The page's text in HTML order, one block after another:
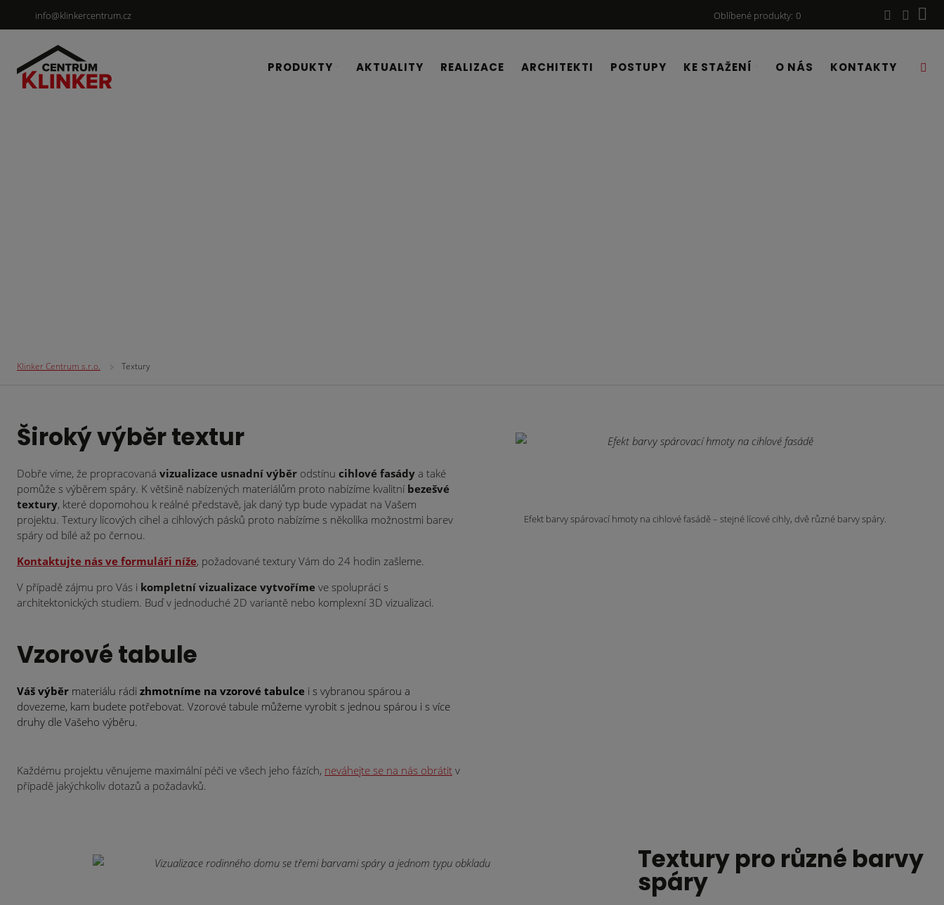
info@klinkercentrum.cz Oblíbené produkty 0
PRODUKTY AKTUALITY REALIZACE ARCHITEKTI POSTUPY KE STAŽENÍ O NÁS KONTAKTY
Klinker Centrum s.r.o. Textury
Široký výběr textur
Dobře víme, že propracovaná vizualizace usnadní výběr odstínu cihlové fasády a také
pomůže s výběrem spáry. K většině nabízených materiálům proto nabízíme kvalitní bezešvé
textury, které dopomohou k reálné představě, jak daný typ bude vypadat na Vašem
projektu. Textury lícových cihel a cihlových pásků proto nabízíme s několika možnostmi barev
spáry od bílé až po černou.
Kontaktujte nás ve formuláři níže, požadované textury Vám do 24 hodin zašleme.
V případě zájmu pro Vás i kompletní vizualizace vytvoříme ve spolupráci s
architektonických studiem. Buď v jednoduché 2D variantě nebo komplexní 3D vizualizaci.
Vzorové tabule
Váš výběr materiálu rádi zhmotníme na vzorové tabulce i s vybranou spárou a
dovezeme, kam budete potřebovat. Vzorové tabule můžeme vyrobit s jednou spárou i s více
druhy dle Vašeho výběru.
Každému projektu věnujeme maximální péči ve všech jeho fázích, neváhejte se na nás obrátit v
případě jakýchkoliv dotazů a požadavků.
Efekt barvy spárovací hmoty na cihlové fasádě – stejné lícové cihly, dvě různé barvy spáry.
Textury pro různé barvy
spáry